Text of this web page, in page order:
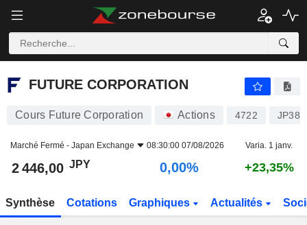
FUTURE CORPORATION
FUTURE CORPORATION
Cours Future Corporation Actions 4722
Marché Fermé - Japan Exchange 08:30:00 07/08/2026 Varia. 1 janv.
2 446,00 JPY 0,00% +23,35%
Synthèse Cotations Graphiques Actualités